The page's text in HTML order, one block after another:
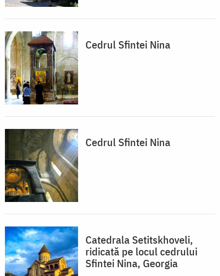
Cedrul Sfintei Nina
Cedrul Sfintei Nina
Catedrala Setitskhoveli,
ridicată pe locul cedrului
Sfintei Nina, Georgia